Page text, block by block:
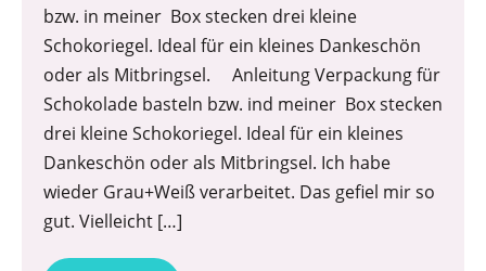
bzw. in meiner Box stecken drei kleine
Schokoriegel. Ideal für ein kleines Dankeschön
oder als Mitbringsel. Anleitung Verpackung für
Schokolade basteln bzw. ind meiner Box stecken
drei kleine Schokoriegel. Ideal für ein kleines
Dankeschön oder als Mitbringsel. Ich habe
wieder Grau+Weiß verarbeitet. Das gefiel mir so
gut. Vielleicht […]